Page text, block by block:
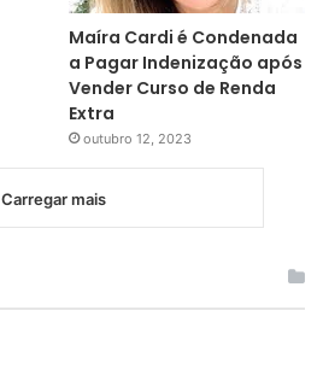
Maíra Cardi é Condenada
a Pagar Indenização após
Vender Curso de Renda
Extra
outubro 12, 2023
Carregar mais